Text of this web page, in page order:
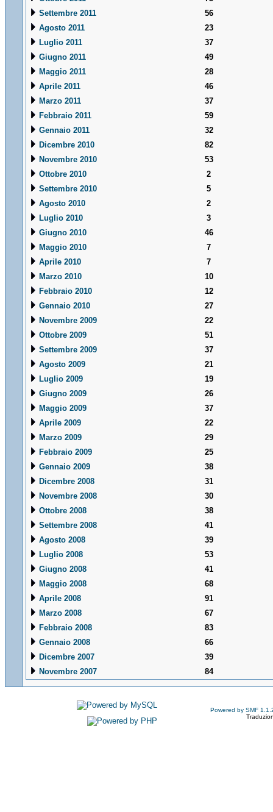
Settembre 2011
56
Agosto 2011
23
Luglio 2011
37
Giugno 2011
49
Maggio 2011
28
Aprile 2011
46
Marzo 2011
37
Febbraio 2011
59
Gennaio 2011
32
Dicembre 2010
82
Novembre 2010
53
Ottobre 2010
2
Settembre 2010
5
Agosto 2010
2
Luglio 2010
3
Giugno 2010
46
Maggio 2010
7
Aprile 2010
7
Marzo 2010
10
Febbraio 2010
12
Gennaio 2010
27
Novembre 2009
22
Ottobre 2009
51
Settembre 2009
37
Agosto 2009
21
Luglio 2009
19
Giugno 2009
26
Maggio 2009
37
Aprile 2009
22
Marzo 2009
29
Febbraio 2009
25
Gennaio 2009
38
Dicembre 2008
31
Novembre 2008
30
Ottobre 2008
38
Settembre 2008
41
Agosto 2008
39
Luglio 2008
53
Giugno 2008
41
Maggio 2008
68
Aprile 2008
91
Marzo 2008
67
Febbraio 2008
83
Gennaio 2008
66
Dicembre 2007
39
Novembre 2007
84
Powered by SMF